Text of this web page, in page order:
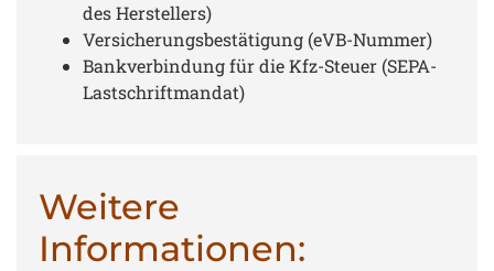
des Herstellers)
Versicherungsbestätigung (eVB-Nummer)
Bankverbindung für die Kfz-Steuer (SEPA-
Lastschriftmandat)
Weitere
Informationen: